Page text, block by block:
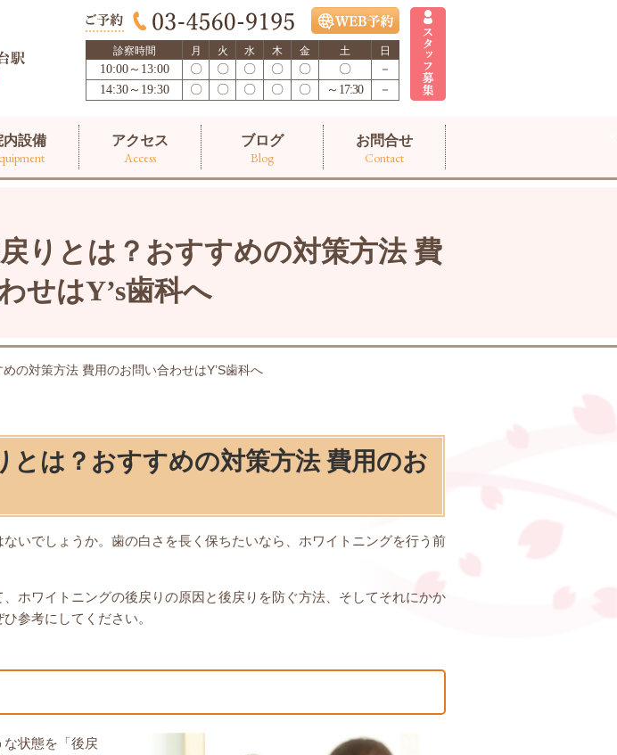
診察時間 月 火 水 木 金 土 日
10:00～13:00 〇 〇 〇 〇 〇 〇
－
14:30～19:30
〇 〇 〇 〇 〇 ～17:30 －
内設備 アクセス
Access
ブログ
Blog
お問合せ
Contact
りとは？おすすめの対策方法 費
せはY’s歯科へ
の対策方法 費用のお問い合わせはY’S歯科へ
とは？おすすめの対策方法 費用のお
いでしょうか。歯の白さを長く保ちたいなら、ホワイトニングを行う前
ホワイトニングの後戻りの原因と後戻りを防ぐ方法、そしてそれにかか
参考にしてください。
状態を「後戻